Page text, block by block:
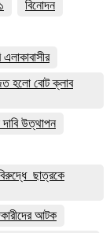
বিনোদন
হলো বোট ক্লাব
উত্থাপন
ছাত্রকে
আটক